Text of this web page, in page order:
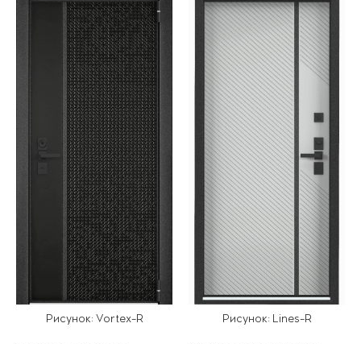
Рисунок: Vortex-R Рисунок: Lines-R